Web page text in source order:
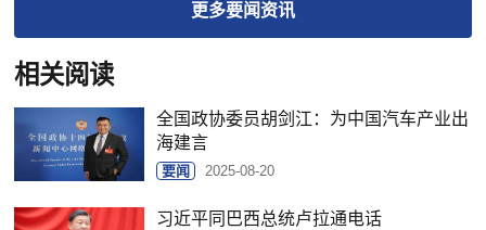
更多要闻资讯
相关阅读
全国政协委员胡剑江：为中国汽车产业出
海建言
要闻 2025-08-20
习近平同巴西总统卢拉通电话